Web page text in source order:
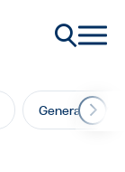
Generation